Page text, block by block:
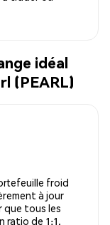
idéal
(PEARL)
froid
à jour
que tous les
ratio de 1:1.